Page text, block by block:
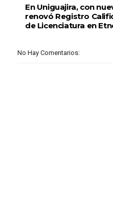
En Uniguajira, con
renovó Registro
de Licenciatura en
No Hay Comentarios: